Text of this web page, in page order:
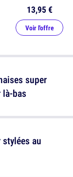
13,95 €
Voir l'offre
au
super
bas